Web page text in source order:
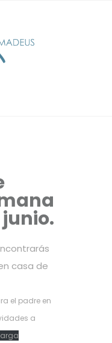
junio.
casa de
el padre en
a